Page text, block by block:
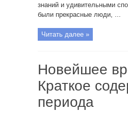
знаний и удивительными
были прекрасные люди, ...
Читать далее »
Новейшее
Краткое
периода